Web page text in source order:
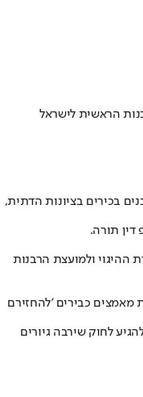
הראשית לישראל
בכירים בציונות הדתית,
תורה.
ההיגוי ולמועצת הרבנות
מאמצים כבירים 'להחזירם
לחוק שירבה גיורים